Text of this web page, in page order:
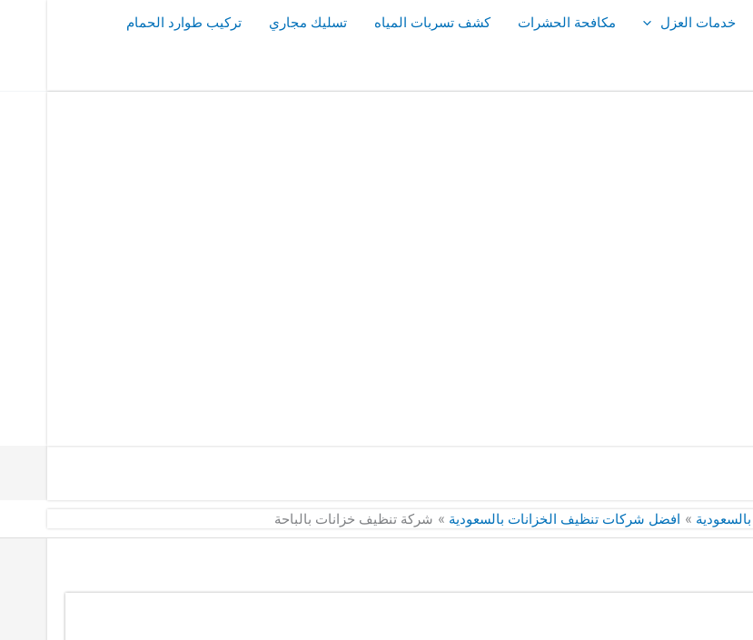
خدمات العزل مكافحة الحشرات كشف تسربات المياه تسليك مجاري تركيب طوارد الحمام
افضل شركات تنظيف الخزانات بالسعودية شركة تنظيف خزانات بالباحة